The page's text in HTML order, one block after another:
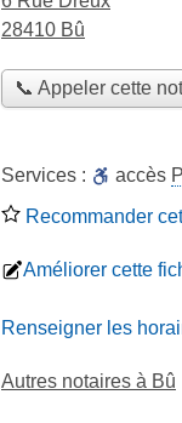
28410 Bû
📞 Appeler cette
Services : accès
Recommander
Améliorer cette
Renseigner les
Autres notaires à Bû